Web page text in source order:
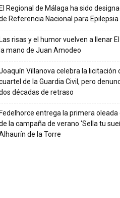
Regional de Málaga ha sido
Referencia Nacional para
risas y el humor vuelven a llenar
mano de Juan Amodeo
Villanova celebra la licitación
de la Guardia Civil, pero
décadas de retraso
entrega la primera oleada
la campaña de verano ‘Sella tu
de la Torre